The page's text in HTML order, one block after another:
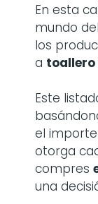
En esta
mundo
los
a
Este
el
otorga
compres
una